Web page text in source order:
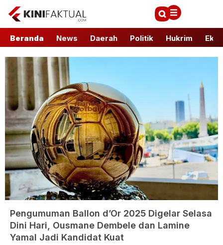
Beranda News Daerah Politik Hukrim
Pengumuman Ballon d’Or 2025 Digelar Selasa
Dini Hari, Ousmane Dembele dan Lamine
Yamal Jadi Kandidat Kuat